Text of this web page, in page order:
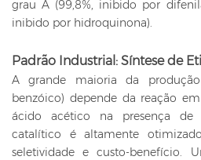
grau A (99,8%, inibido por
inibido por hidroquinona).
Padrão Industrial: Síntese de
A grande maioria da
benzóico) depende da reação
ácido acético na presença de
catalítico é altamente
seletividade e custo-benefício.